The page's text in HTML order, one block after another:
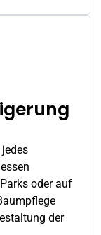
oder auf
der